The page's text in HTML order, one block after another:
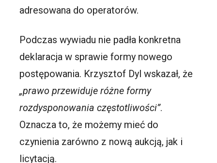
adresowana do operatorów.
Podczas wywiadu nie padła konkretna
deklaracja w sprawie formy nowego
postępowania. Krzysztof Dyl wskazał, że
„prawo przewiduje różne formy
rozdysponowania częstotliwości”.
Oznacza to, że możemy mieć do
czynienia zarówno z nową aukcją, jak i
licytacją.